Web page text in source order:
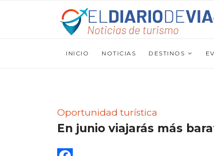
INICIO NOTICIAS DESTINOS
Oportunidad turística
En junio viajarás más